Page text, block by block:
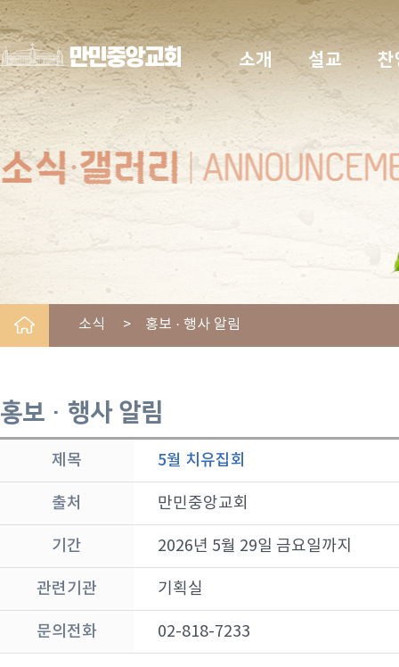
소개 설교 찬
소식 > 홍보 · 행사 알림
홍보 · 행사 알림
제목 5월 치유집회
출처 만민중앙교회
기간 2026년 5월 29일 금요일까지
관련기관 기획실
문의전화 02-818-7233